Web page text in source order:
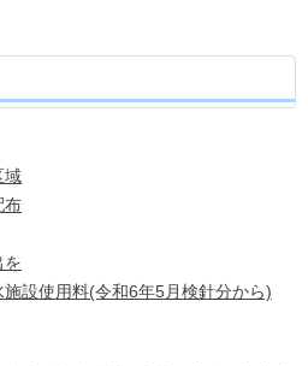
域
布
を
設使用料(令和6年5月検針分から)